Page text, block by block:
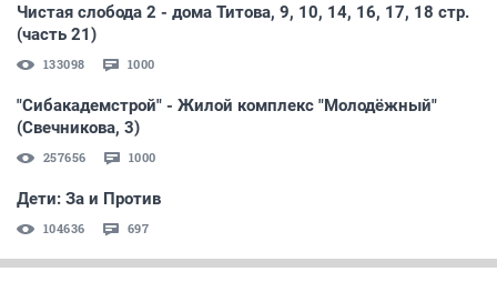
Чистая слобода 2 - дома Титова, 9, 10, 14, 16, 17, 18 стр.
(часть 21)
133098 1000
"Сибакадемстрой" - Жилой комплекс "Молодёжный"
(Свечникова, 3)
257656 1000
Дети: За и Против
104636 697